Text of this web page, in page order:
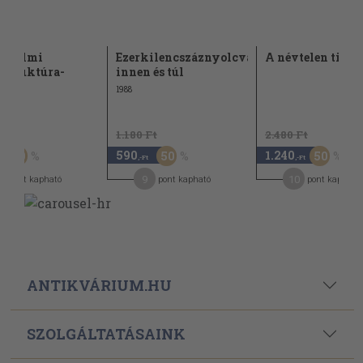
50
pont kapható
Ezerkilencszáznyolcvannégyen
innen és túl
1988
1.180 Ft
590 ,-Ft 50
pont kapható
A névtelen tiszt
2.480 Ft
1.240 ,-Ft 50
pont kapható
ANTIKVÁRIUM.HU
SZOLGÁLTATÁSAINK